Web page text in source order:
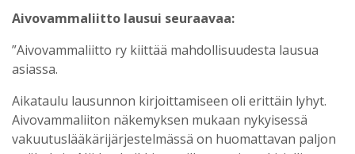
Aivovammaliitto lausui seuraavaa:
”Aivovammaliitto ry kiittää mahdollisuudesta lausua
asiassa.
Aikataulu lausunnon kirjoittamiseen oli erittäin lyhyt.
Aivovammaliiton näkemyksen mukaan nykyisessä
vakuutuslääkärijärjestelmässä on huomattavan paljon